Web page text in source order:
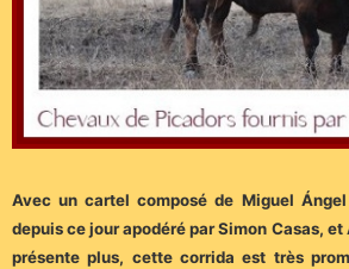
Avec un cartel composé de Miguel
depuis ce jour apodéré par Simon Casas, et
présente plus, cette corrida est très